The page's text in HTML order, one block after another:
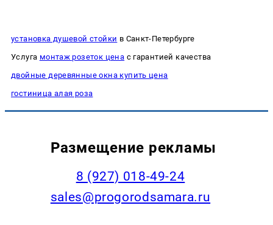
установка душевой стойки в Санкт-Петербурге
Услуга монтаж розеток цена с гарантией качества
двойные деревянные окна купить цена
гостиница алая роза
Размещение рекламы
8 (927) 018-49-24
sales@progorodsamara.ru